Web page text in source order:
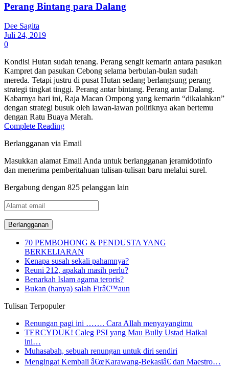
Perang Bintang para Dalang
Dee Sagita
Juli 24, 2019
0
Kondisi Hutan sudah tenang. Perang sengit kemarin antara pasukan
Kampret dan pasukan Cebong selama berbulan-bulan sudah
mereda. Tetapi justru di pusat Hutan sedang berlangsung perang
strategi tingkat tinggi. Perang antar bintang. Perang antar Dalang.
Kabarnya hari ini, Raja Macan Ompong yang kemarin “dikalahkan”
dengan strategi busuk oleh lawan-lawan politiknya akan bertemu
dengan Ratu Buaya Merah.
Complete Reading
Berlangganan via Email
Masukkan alamat Email Anda untuk berlangganan jeramidotinfo
dan menerima pemberitahuan tulisan-tulisan baru melalui surel.
Bergabung dengan 825 pelanggan lain
Alamat
email
70 PEMBOHONG & PENDUSTA YANG
BERKELIARAN
Kenapa susah sekali pahamnya?
Reuni 212, apakah masih perlu?
Benarkah Islam agama teroris?
Bukan (hanya) salah Firâ€™aun
Tulisan Terpopuler
Renungan pagi ini ……. Cara Allah menyayangimu
TERCYDUK! Caleg PSI yang Mau Bully Ustad Haikal
ini…
Muhasabah, sebuah renungan untuk diri sendiri
Mengingat Kembali â€œKarawang-Bekasiâ€ dan Maestro…